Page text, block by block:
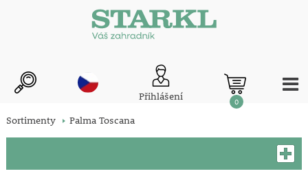
Přihlášení 0
Sortimenty Palma Toscana